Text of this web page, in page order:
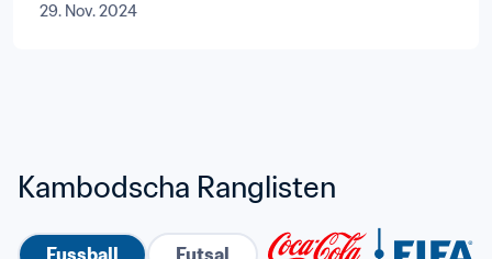
29. Nov. 2024
Kambodscha Ranglisten
Fussball Futsal